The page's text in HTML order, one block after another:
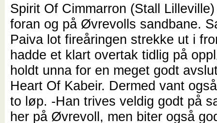
Spirit Of Cimmarron (Stall
foran og på Øvrevolls sandbane.
Paiva lot fireåringen strekke ut i
hadde et klart overtak tidlig på
holdt unna for en meget godt
Heart Of Kabeir. Dermed vant
to løp. -Han trives veldig godt på
her på Øvrevoll, men biter også